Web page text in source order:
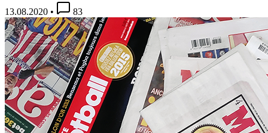
13.08.2020 • 83